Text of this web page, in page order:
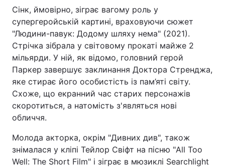
Сінк, ймовірно, зіграє вагому роль у
супергеройській картині, враховуючи сюжет
"Людини-павук: Додому шляху нема" (2021).
Стрічка зібрала у світовому прокаті майже 2
мільярди. У ній, як відомо, головний герой
Паркер завершує заклинання Доктора Стренджа,
яке стирає його особистість із пам’яті світу.
Схоже, що екранний час старих персонажів
скоротиться, а натомість з'являться нові
обличчя.
Молода акторка, окрім "Дивних див", також
знімалася у кліпі Тейлор Свіфт на пісню "All Too
Well: The Short Film" і зіграє в мюзиклі Searchlight